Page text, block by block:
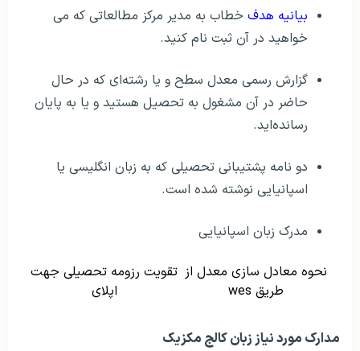
بیانیه هدف خطاب به مدیر مرکز مطالعاتی که می
خواهید در آن ثبت نام کنید.
گزارش رسمی معدل سطح و یا رشته‌ای که در حال
حاضر در آن مشغول به تحصیل هستید و یا به پایان
رسانده‌اید.
دو نامه پشتیبانی تحصیلی که به زبان انگلیسی یا
اسپانیایی نوشته شده است.
مدرک زبان اسپانیایی
نحوه معادل سازی معدل از
طریق wes
تقویت رزومه تحصیلی جهت
اپلای
مدارک مورد نیاز زبان کالج مکزیک